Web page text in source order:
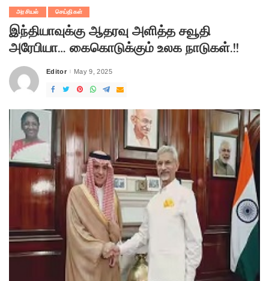
அரசியல் செய்திகள்
இந்தியாவுக்கு ஆதரவு அளித்த சவூதி
அரேபியா… கைகொடுக்கும் உலக நாடுகள்.!!
Posted
Editor May 9, 2025